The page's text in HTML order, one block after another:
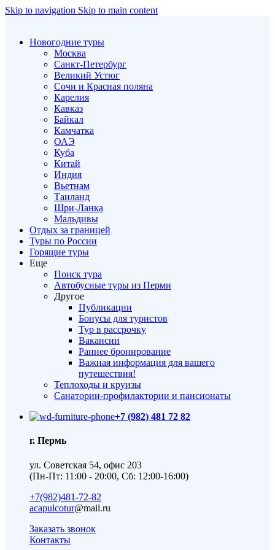
Skip to navigation Skip to main content
Новогодние туры
Москва
Санкт-Петербург
Великий Устюг
Сочи и Красная поляна
Карелия
Кавказ
Байкал
Камчатка
ОАЭ
Куба
Китай
Индия
Вьетнам
Таиланд
Шри-Ланка
Мальдивы
Отдых за границей
Туры по России
Горящие туры
Еще
Поиск тура
Автобусные туры из Перми
Другое
Публикации
Бонусы для туристов
Тур в рассрочку
Вакансии
Раннее бронирование
Важная информация для вашего
путешествия!
Теплоходы и круизы
Санатории-профилактории и пансионаты
+7 (982) 481 72 82
г. Пермь
ул. Советская 54, офис 203
(Пн-Пт: 11:00 - 20:00, Сб: 12:00-16:00)
+7(982)481-72-82
acapulcotur@mail.ru
Заказать звонок
Контакты